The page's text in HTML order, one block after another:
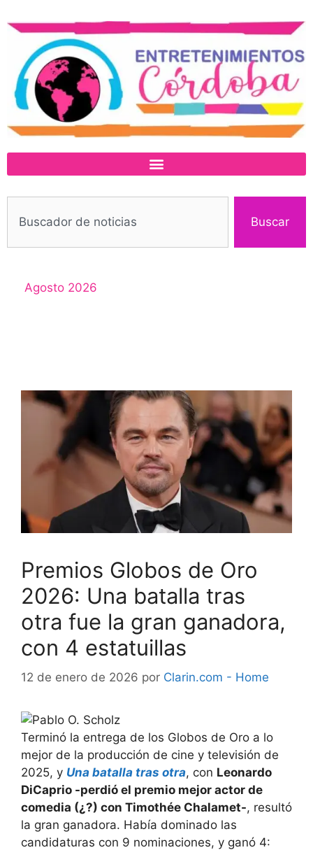
Buscar
Agosto 2026
Premios Globos de Oro
2026: Una batalla tras
otra fue la gran ganadora,
con 4 estatuillas
12 de enero de 2026 por Clarin.com - Home
Terminó la entrega de los Globos de Oro a lo
mejor de la producción de cine y televisión de
2025, y Una batalla tras otra, con Leonardo
DiCaprio -perdió el premio mejor actor de
comedia (¿?) con Timothée Chalamet-, resultó
la gran ganadora. Había dominado las
candidaturas con 9 nominaciones, y ganó 4: